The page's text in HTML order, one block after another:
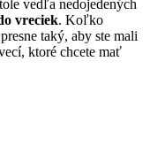
vedľa nedojedených
vreciek. Koľko
taký, aby ste mali
ktoré chcete mať